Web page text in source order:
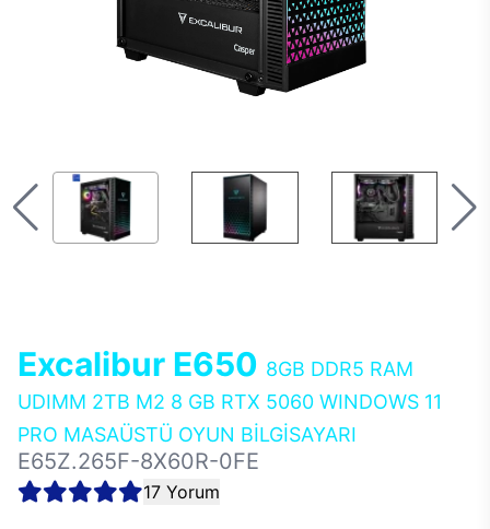
Excalibur E650 8GB DDR5 RAM
UDIMM 2TB M2 8 GB RTX 5060 WINDOWS 11
PRO MASAÜSTÜ OYUN BİLGİSAYARI
E65Z.265F-8X60R-0FE
17 Yorum